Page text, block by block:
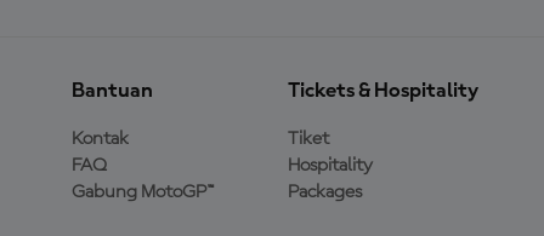
Bantuan
Kontak
FAQ
Gabung MotoGP™
Tickets & Hospitality
Tiket
Hospitality
Packages